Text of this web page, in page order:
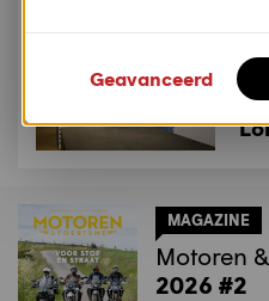
MAGAZINE
Motoren
2026 #2
Geavanceerd